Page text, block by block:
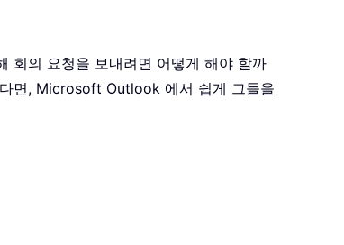
회의 요청을 보내려면 어떻게 해야 할까
면, Microsoft Outlook 에서 쉽게 그들을